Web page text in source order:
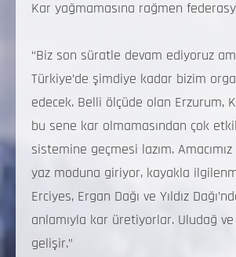
Kar yağmamasına rağmen
“Biz son süratle devam ediyoruz
Türkiye’de şimdiye kadar bizim
edecek. Belli ölçüde olan Erzurum,
bu sene kar olmamasından çok
sistemine geçmesi lazım.
yaz moduna giriyor, kayakla
Erciyes, Ergan Dağı ve Yıldız
anlamıyla kar üretiyorlar. Uludağ
gelişir.”